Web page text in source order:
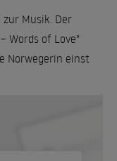
Musik. Der
Words of Love"
Norwegerin einst